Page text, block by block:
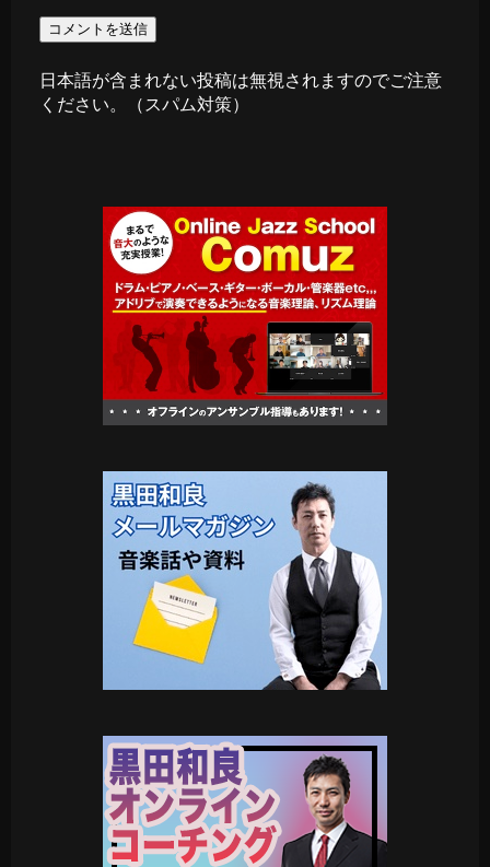
日本語が含まれない投稿は無視されますのでご注意
ください。（スパム対策）